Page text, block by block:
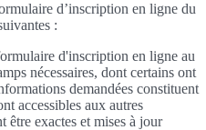
d’inscription en ligne du
:
d'inscription en ligne au
nécessaires, dont certains ont
demandées constituent
accessibles aux autres
être exactes et mises à jour